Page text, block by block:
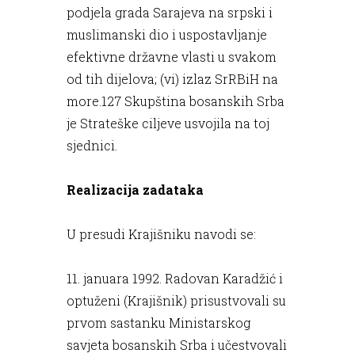
podjela grada Sarajeva na srpski i
muslimanski dio i uspostavljanje
efektivne državne vlasti u svakom
od tih dijelova; (vi) izlaz SrRBiH na
more.127 Skupština bosanskih Srba
je Strateške ciljeve usvojila na toj
sjednici.
Realizacija zadataka
U presudi Krajišniku navodi se:
11. januara 1992. Radovan Karadžić i
optuženi (Krajišnik) prisustvovali su
prvom sastanku Ministarskog
savjeta bosanskih Srba i učestvovali